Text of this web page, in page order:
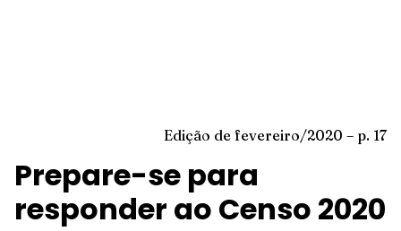
Edição de fevereiro/2020 – p. 17
Prepare-se para
responder ao Censo 2020